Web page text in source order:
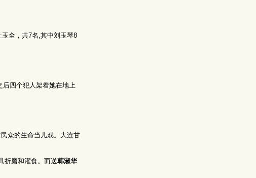
全，共7名,其中刘玉琴8
后四个犯人架着她在地上
众的生命当儿戏。大连甘
折磨和灌食。而送韩淑华